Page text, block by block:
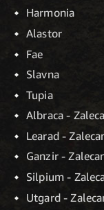
Harmonia
Alastor
Fae
Slavna
Tupia
Albraca -
Learad -
Ganzir -
Silpium -
Utgard -